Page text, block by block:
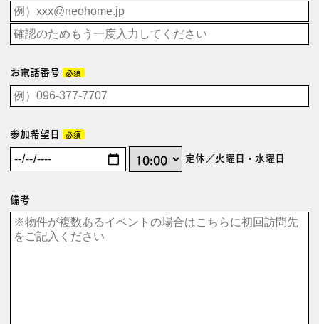
お電話番号 必須
参加希望日 必須
定休／火曜日・水曜日
備考